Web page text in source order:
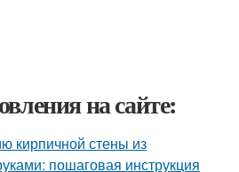
на сайте:
кирпичной стены из
пошаговая инструкция